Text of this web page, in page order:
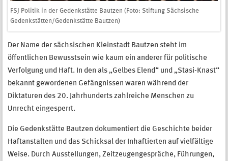
FSJ Politik in der Gedenkstätte Bautzen (Foto: Stiftung Sächsische
Gedenkstätten/Gedenkstätte Bautzen)
Der Name der sächsischen Kleinstadt Bautzen steht im
öffentlichen Bewusstsein wie kaum ein anderer für politische
Verfolgung und Haft. In den als „Gelbes Elend“ und „Stasi-Knast“
bekannt gewordenen Gefängnissen waren während der
Diktaturen des 20. Jahrhunderts zahlreiche Menschen zu
Unrecht eingesperrt.
Die Gedenkstätte Bautzen dokumentiert die Geschichte beider
Haftanstalten und das Schicksal der Inhaftierten auf vielfältige
Weise. Durch Ausstellungen, Zeitzeugengespräche, Führungen,